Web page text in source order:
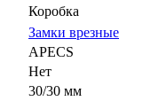
Коробка
Замки врезные
APECS
Нет
30/30 мм